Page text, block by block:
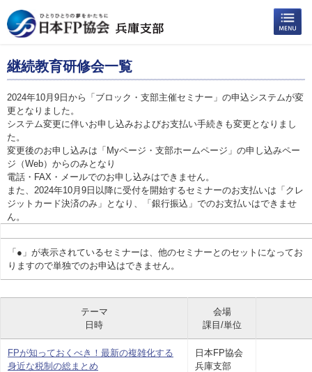
継続教育研修会一覧
2024年10月9日から「ブロック・支部主催セミナー」の申込システムが変
更となりました。
システム変更に伴いお申し込みおよびお支払い手続きも変更となりまし
た。
変更後のお申し込みは「Myページ・支部ホームページ」の申し込みペー
ジ（Web）からのみとなり
電話・FAX・メールでのお申し込みはできません。
また、2024年10月9日以降に受付を開始するセミナーのお支払いは「クレ
ジットカード決済のみ」となり、「銀行振込」でのお支払いはできませ
ん。
「●」が表示されているセミナーは、他のセミナーとのセットになってお
りますので単独でのお申込はできません。
テーマ
日時
会場
課目/単位
FPが知っておくべき！最新の複雑化する
身近な税制の総まとめ
日本FP協会
兵庫支部